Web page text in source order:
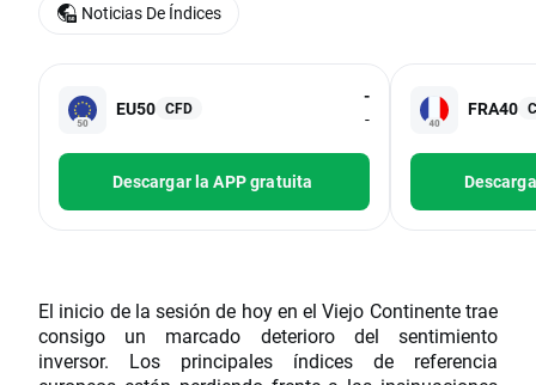
EU50 CFD
-
-
Descargar la APP gratuita
FRA40
El inicio de la sesión de hoy en el Viejo Continente trae
consigo un marcado deterioro del sentimiento
inversor. Los principales índices de referencia
Noticias De Índices